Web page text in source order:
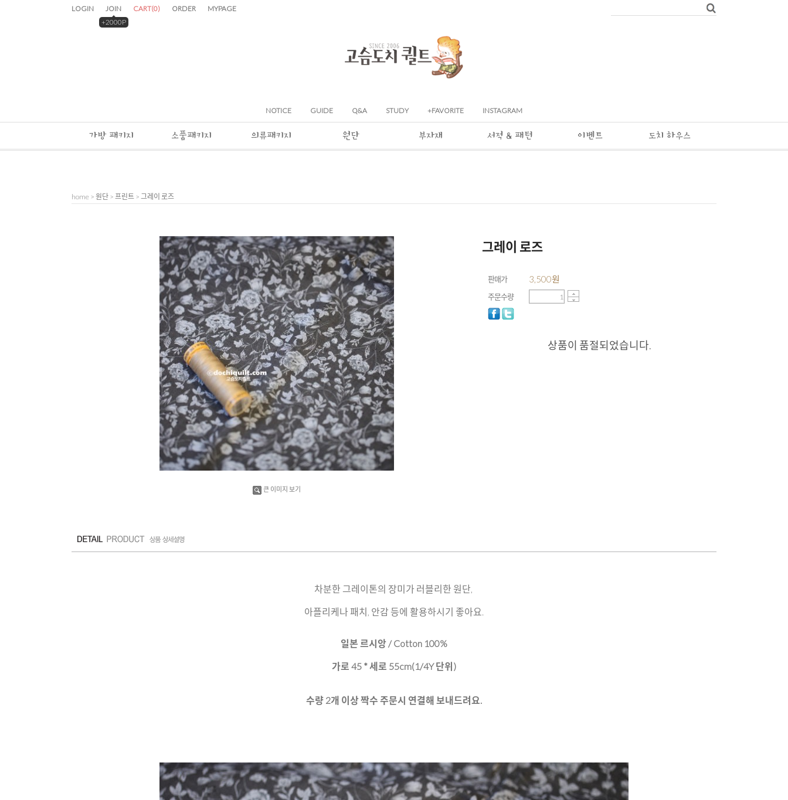
LOGIN
JOIN
+2000P
CART(0) ORDER MYPAGE
NOTICE GUIDE Q&A STUDY +FAVORITE INSTAGRAM
가방 패키지 소품패키지 의류패키지 원단 부자재 서적 & 패턴 이벤트 도치 하우스
home > 원단 > 프린트 > 그레이 로즈
큰 이미지 보기
그레이 로즈
판매가 3,500원
주문수량
상품이 품절되었습니다.
차분한 그레이톤의 장미가 러블리한 원단,
아플리케나 패치, 안감 등에 활용하시기 좋아요.
일본 르시앙 / Cotton 100%
가로 45 * 세로 55cm(1/4Y 단위)
수량 2개 이상 짝수 주문시 연결해 보내드려요.